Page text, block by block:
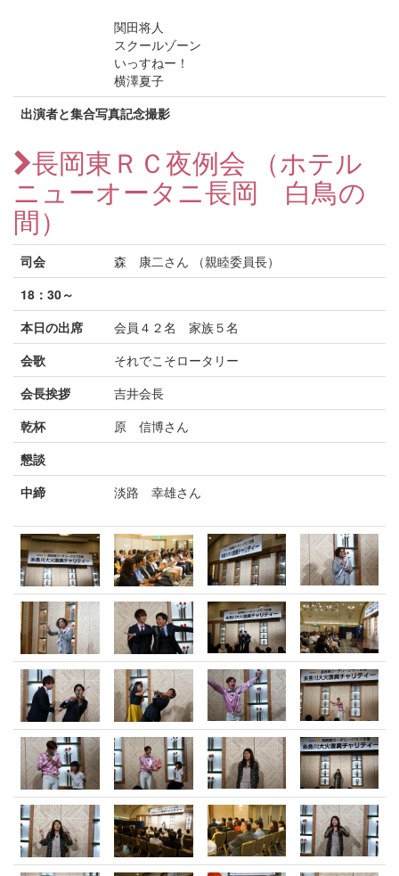
関田将人
スクールゾーン
いっすねー！
横澤夏子
出演者と集合写真記念撮影
長岡東ＲＣ夜例会 （ホテル
ニューオータニ長岡 白鳥の
間）
司会
森 康二さん （親睦委員長）
18：30～
本日の出席
会員４２名 家族５名
会歌
それでこそロータリー
会長挨拶
吉井会長
乾杯
原 信博さん
懇談
中締
淡路 幸雄さん